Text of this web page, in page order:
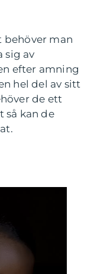
behöver man
sig av
efter amning
hel del av sitt
de ett
så kan de